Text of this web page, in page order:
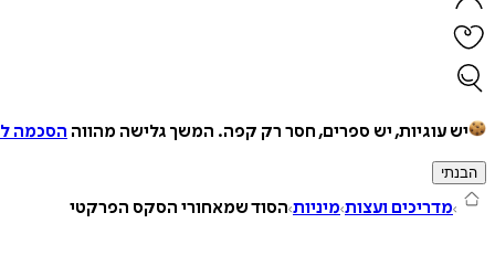
יש עוגיות, יש ספרים, חסר רק קפה. המשך גלישה מהווה הסכמה
הבנתי
מדריכים ועצות מיניות הסוד שמאחורי הסקס הפרקטי